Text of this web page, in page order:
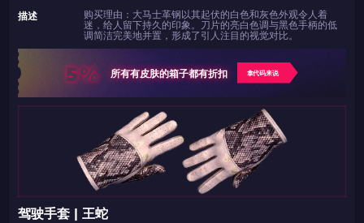
描述
购买理由：大马士革钢以其起伏的白色和灰色外观令人着
迷，给人留下持久的印象。刀片的亮白色调与黑色手柄的低
调简洁完美地并置，形成了引人注目的视觉对比。
5% 所有有皮肤的箱子都有折扣 拿代码来说
驾驶手套 | 王蛇